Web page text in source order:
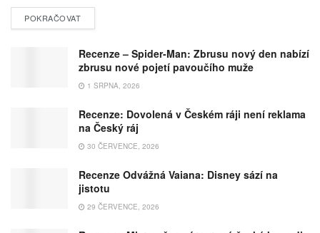
POKRAČOVAT
Recenze – Spider-Man: Zbrusu nový den nabízí
zbrusu nové pojetí pavoučího muže
1 SRPNA, 2026
Recenze: Dovolená v Českém ráji není reklama
na Český ráj
30 ČERVENCE, 2026
Recenze Odvážná Vaiana: Disney sází na
jistotu
29 ČERVENCE, 2026